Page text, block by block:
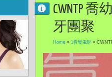
CWNTP
牙團聚
Home » 1音樂電影 »